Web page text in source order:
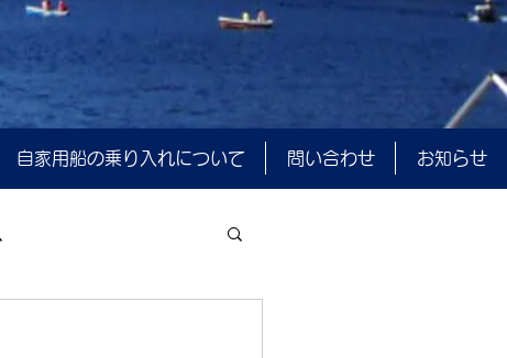
自家用船の乗り入れについて 問い合わせ お知らせ